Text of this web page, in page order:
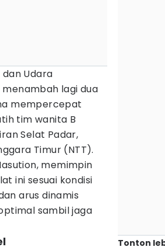
Udara
menambah lagi dua
mempercepat
tim wanita B
Selat Padar,
Timur (NTT).
memimpin
ini sesuai kondisi
arus dinamis
sambil jaga
Tonton